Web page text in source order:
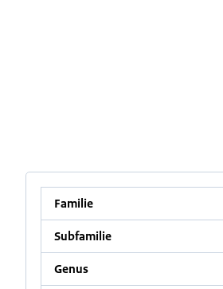
Familie
Subfamilie
Genus